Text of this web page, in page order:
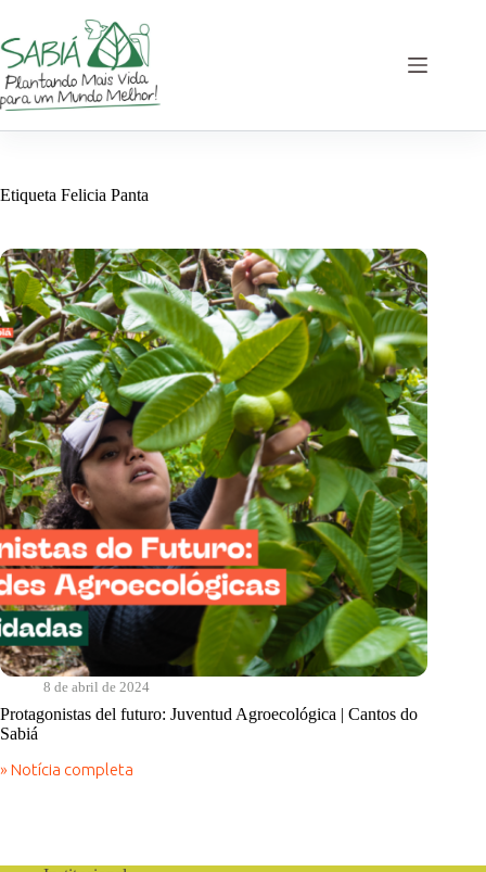
contenido
Etiqueta Felicia Panta
8 de abril de 2024
Protagonistas del futuro: Juventud Agroecológica | Cantos do
Sabiá
» Notícia completa
Protagonistas